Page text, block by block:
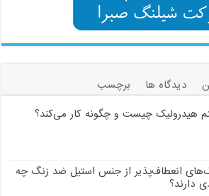
دیدگاه ها
برچسب
هیدرولیک چیست و چگونه کار می‌کند؟
انعطاف‌پذیر از جنس استیل ضد زنگ چه
دارند؟